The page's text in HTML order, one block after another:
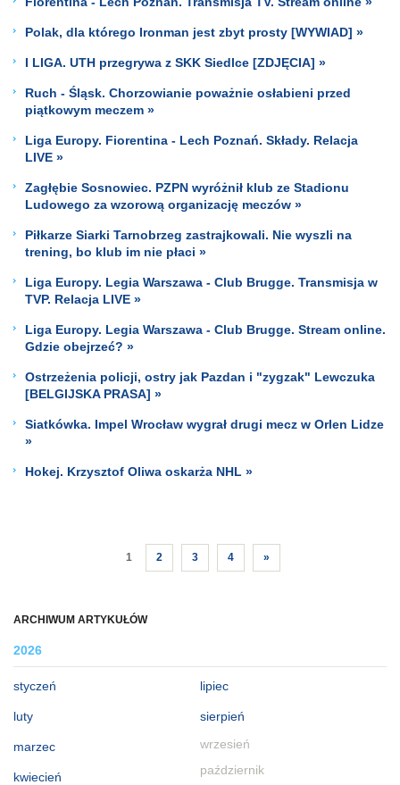
ARCHIWUM ARTYKUŁÓW
2026
styczeń
luty
marzec
kwiecień
lipiec
sierpień
wrzesień
październik
Polak, dla którego Ironman jest zbyt prosty [WYWIAD] »
I LIGA. UTH przegrywa z SKK Siedlce [ZDJĘCIA] »
Ruch - Śląsk. Chorzowianie poważnie osłabieni przed
piątkowym meczem »
Liga Europy. Fiorentina - Lech Poznań. Składy. Relacja
LIVE »
Zagłębie Sosnowiec. PZPN wyróżnił klub ze Stadionu
Ludowego za wzorową organizację meczów »
Piłkarze Siarki Tarnobrzeg zastrajkowali. Nie wyszli na
trening, bo klub im nie płaci »
Liga Europy. Legia Warszawa - Club Brugge. Transmisja w
TVP. Relacja LIVE »
Liga Europy. Legia Warszawa - Club Brugge. Stream online.
Gdzie obejrzeć? »
Ostrzeżenia policji, ostry jak Pazdan i "zygzak" Lewczuka
[BELGIJSKA PRASA] »
Siatkówka. Impel Wrocław wygrał drugi mecz w Orlen Lidze
»
Hokej. Krzysztof Oliwa oskarża NHL »
1 2 3 4 »